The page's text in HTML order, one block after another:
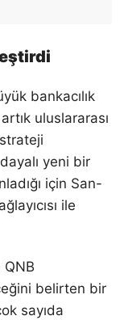
bankacılık
uluslararası
yeni bir
için San-
ile
QNB
belirten bir
sayıda